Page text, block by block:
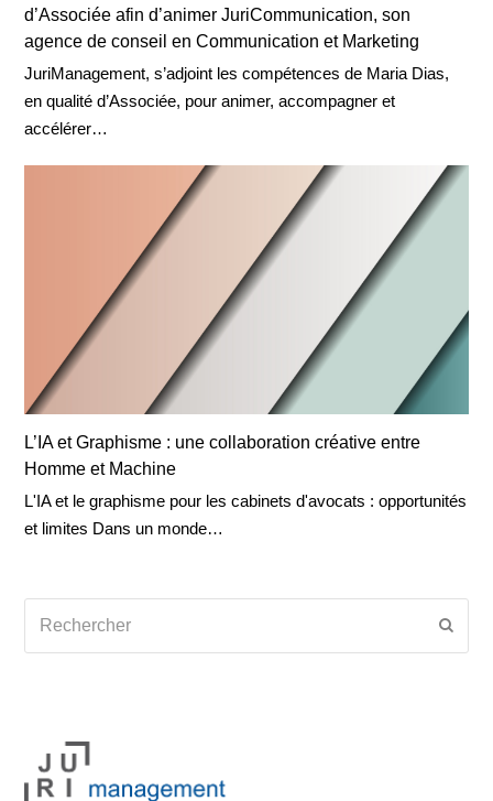
d’Associée afin d’animer JuriCommunication, son
agence de conseil en Communication et Marketing
JuriManagement, s’adjoint les compétences de Maria Dias,
en qualité d’Associée, pour animer, accompagner et
accélérer…
L’IA et Graphisme : une collaboration créative entre
Homme et Machine
L'IA et le graphisme pour les cabinets d'avocats : opportunités
et limites Dans un monde…